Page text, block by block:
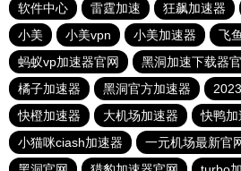
软件中心
雷霆加速 狂飙加速器
小美
小美vpn 小美加速器 飞
蚂蚁vp加速器官网
黑洞加速下载器
橘子加速器
黑洞官方加速器
快橙加速器
大机场加速器
快鸭加
小猫咪ciash加速器
一元机场最新官